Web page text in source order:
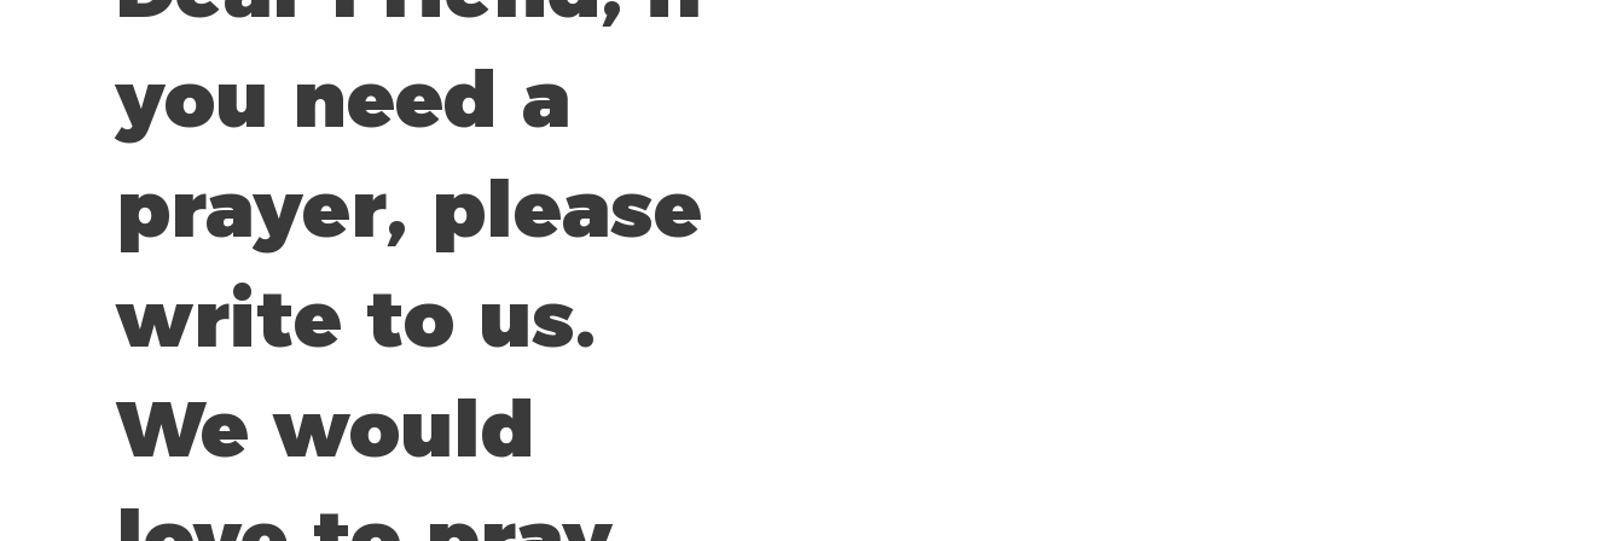
you need a
prayer, please
write to us.
We would